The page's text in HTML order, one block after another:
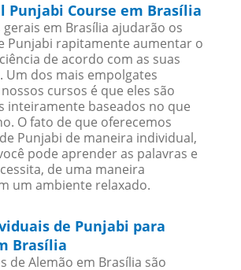
Punjabi Course em Brasília
em Brasília ajudarão os
Punjabi rapitamente aumentar o
de acordo com as suas
Um dos mais empolgates
cursos é que eles são
inteiramente baseados no que
O fato de que oferecemos
Punjabi de maneira individual,
pode aprender as palavras e
de uma maneira
um ambiente relaxado.
de Punjabi para
Brasília
de Alemão em Brasília são